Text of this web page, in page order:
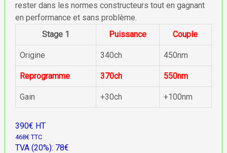
rester dans les normes constructeurs tout en gagnant
en performance et sans problème.
Stage 1
Puissance Couple
Origine 340ch 450nm
Reprogramme 370ch 550nm
Gain +30ch +100nm
390€ HT
468€ TTC
TVA (20%): 78€